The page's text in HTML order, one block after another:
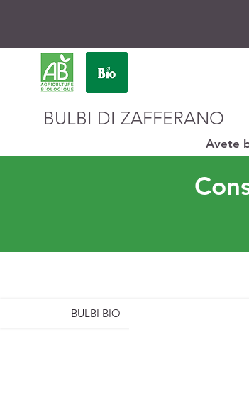
BULBI DI ZAFFERANO
Avete
BULBI BIO